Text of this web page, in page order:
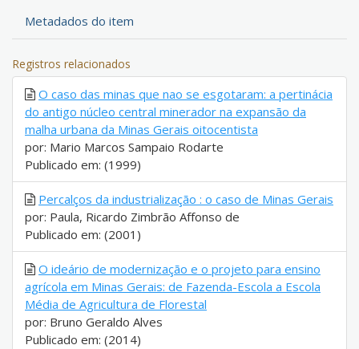
Metadados do item
Registros relacionados
O caso das minas que nao se esgotaram: a pertinácia
do antigo núcleo central minerador na expansão da
malha urbana da Minas Gerais oitocentista
por: Mario Marcos Sampaio Rodarte
Publicado em: (1999)
Percalços da industrialização : o caso de Minas Gerais
por: Paula, Ricardo Zimbrão Affonso de
Publicado em: (2001)
O ideário de modernização e o projeto para ensino
agrícola em Minas Gerais: de Fazenda-Escola a Escola
Média de Agricultura de Florestal
por: Bruno Geraldo Alves
Publicado em: (2014)